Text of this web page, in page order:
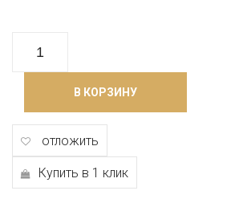
В КОРЗИНУ
отложить
Купить в 1 клик